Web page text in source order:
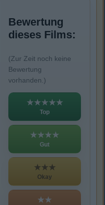
Bewertung
dieses Films:
(Zur Zeit noch keine
Bewertung
vorhanden.)
★★★★★
Top
★★★★
Gut
★★★
Okay
★★